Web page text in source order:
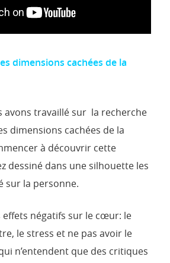
dimensions cachées de la
avons travaillé sur la recherche
dimensions cachées de la
à découvrir cette
dessiné dans une silhouette les
sur la personne.
effets négatifs sur le cœur: le
le stress et ne pas avoir le
n’entendent que des critiques